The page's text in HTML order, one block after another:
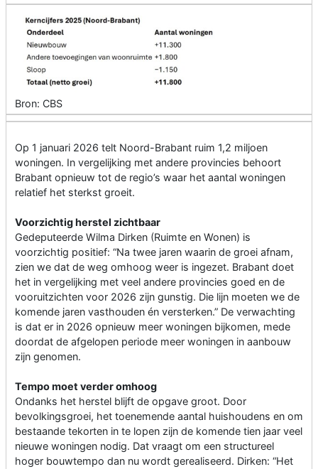
Bron: CBS
Op 1 januari 2026 telt Noord-Brabant ruim 1,2 miljoen
woningen. In vergelijking met andere provincies behoort
Brabant opnieuw tot de regio’s waar het aantal woningen
relatief het sterkst groeit.
Voorzichtig herstel zichtbaar
Gedeputeerde Wilma Dirken (Ruimte en Wonen) is
voorzichtig positief: “Na twee jaren waarin de groei afnam,
zien we dat de weg omhoog weer is ingezet. Brabant doet
het in vergelijking met veel andere provincies goed en de
vooruitzichten voor 2026 zijn gunstig. Die lijn moeten we de
komende jaren vasthouden én versterken.” De verwachting
is dat er in 2026 opnieuw meer woningen bijkomen, mede
doordat de afgelopen periode meer woningen in aanbouw
zijn genomen.
Tempo moet verder omhoog
Ondanks het herstel blijft de opgave groot. Door
bevolkingsgroei, het toenemende aantal huishoudens en om
bestaande tekorten in te lopen zijn de komende tien jaar veel
nieuwe woningen nodig. Dat vraagt om een structureel
hoger bouwtempo dan nu wordt gerealiseerd. Dirken: “Het